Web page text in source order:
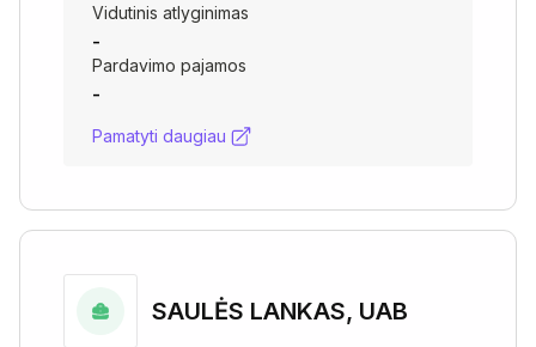
Vidutinis atlyginimas
-
Pardavimo pajamos
-
Pamatyti daugiau
SAULĖS LANKAS, UAB